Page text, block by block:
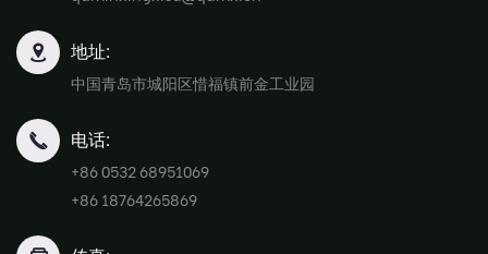
地址:
中国青岛市城阳区惜福镇前金工业园
电话:
+86 0532 68951069
+86 18764265869